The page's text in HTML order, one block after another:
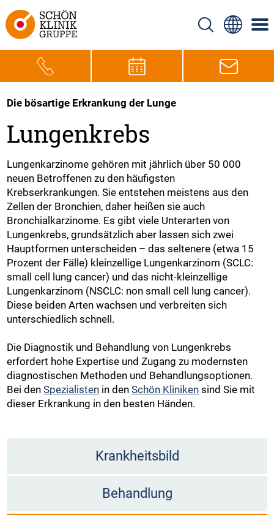
Die bösartige Erkrankung der Lunge
Lungenkrebs
Lungenkarzinome gehören mit jährlich über 50 000
neuen Betroffenen zu den häufigsten
Krebserkrankungen. Sie entstehen meistens aus den
Zellen der Bronchien, daher heißen sie auch
Bronchialkarzinome. Es gibt viele Unterarten von
Lungenkrebs, grundsätzlich aber lassen sich zwei
Hauptformen unterscheiden – das seltenere (etwa 15
Prozent der Fälle) kleinzellige Lungenkarzinom (SCLC:
small cell lung cancer) und das nicht-kleinzellige
Lungenkarzinom (NSCLC: non small cell lung cancer).
Diese beiden Arten wachsen und verbreiten sich
unterschiedlich schnell.
Die Diagnostik und Behandlung von Lungenkrebs
erfordert hohe Expertise und Zugang zu modernsten
diagnostischen Methoden und Behandlungsoptionen.
Bei denSpezialisten in denSchön Kliniken sind Sie mit
dieser Erkrankung in den besten Händen.
Krankheitsbild
Behandlung